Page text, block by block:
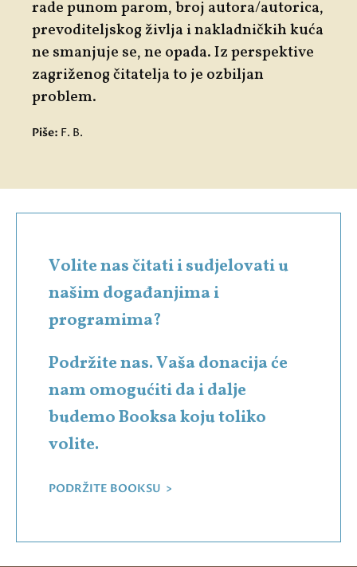
rade punom parom, broj autora/autorica,
prevoditeljskog življa i nakladničkih kuća
ne smanjuje se, ne opada. Iz perspektive
zagriženog čitatelja to je ozbiljan
problem.
Piše: F. B.
Volite nas čitati i sudjelovati u
našim događanjima i
programima?
Podržite nas. Vaša donacija će
nam omogućiti da i dalje
budemo Booksa koju toliko
volite.
PODRŽITE BOOKSU >